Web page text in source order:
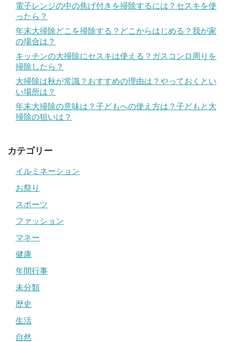
電子レンジの中の焦げ付きを掃除するには？セスキを使
ったら？
年末大掃除どこを掃除する？どこからはじめる？我が家
の場合は？
キッチンの大掃除にセスキは使える？ガスコンロ周りを
掃除したら？
大掃除は秋が常識？おすすめの理由は？やっておくとい
い場所は？
年末大掃除の意味は？子どもへの使え方は？子どもと大
掃除の狙いは？
カテゴリー
イルミネーション
お祭り
スポーツ
ファッション
マネー
健康
年間行事
未分類
歴史
生活
自然